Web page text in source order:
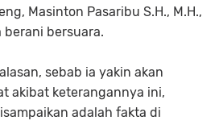
Masinton Pasaribu S.H., M.H.,
bersuara.
sebab ia yakin akan
akibat keterangannya ini,
adalah fakta di